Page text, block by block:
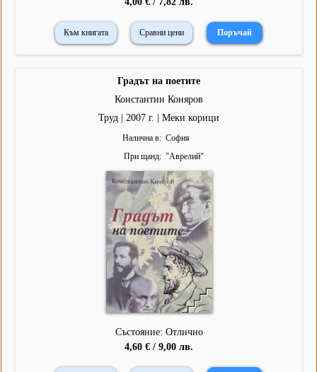
Към книгата Сравни цени
Градът на поетите
Константин Коняров
Труд | 2007 г. | Меки корици
Налична в
София
При щанд
"Аврелий"
Състояние: Отлично
4,60 € / 9,00 лв.